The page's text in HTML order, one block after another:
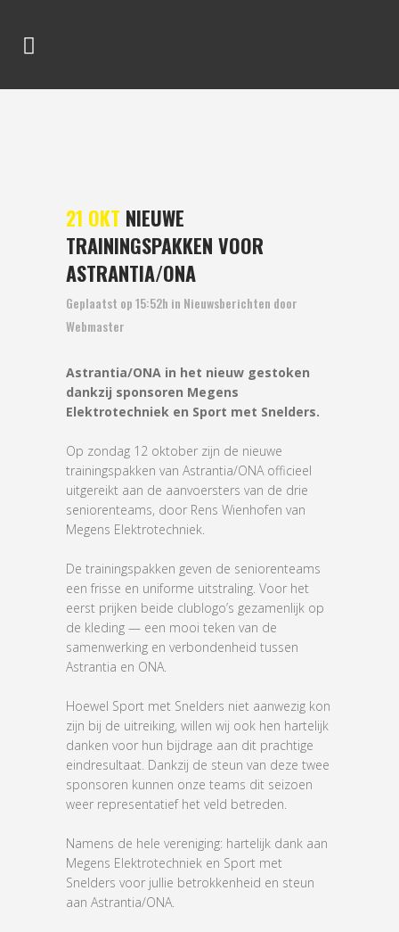
21 OKT NIEUWE
TRAININGSPAKKEN VOOR
ASTRANTIA/ONA
Geplaatst op 15:52h in Nieuwsberichten door
Webmaster
Astrantia/ONA in het nieuw gestoken
dankzij sponsoren Megens
Elektrotechniek en Sport met Snelders.
Op zondag 12 oktober zijn de nieuwe
trainingspakken van Astrantia/ONA officieel
uitgereikt aan de aanvoersters van de drie
seniorenteams, door Rens Wienhofen van
Megens Elektrotechniek.
De trainingspakken geven de seniorenteams
een frisse en uniforme uitstraling. Voor het
eerst prijken beide clublogo’s gezamenlijk op
de kleding — een mooi teken van de
samenwerking en verbondenheid tussen
Astrantia en ONA.
Hoewel Sport met Snelders niet aanwezig kon
zijn bij de uitreiking, willen wij ook hen hartelijk
danken voor hun bijdrage aan dit prachtige
eindresultaat. Dankzij de steun van deze twee
sponsoren kunnen onze teams dit seizoen
weer representatief het veld betreden.
Namens de hele vereniging: hartelijk dank aan
Megens Elektrotechniek en Sport met
Snelders voor jullie betrokkenheid en steun
aan Astrantia/ONA.